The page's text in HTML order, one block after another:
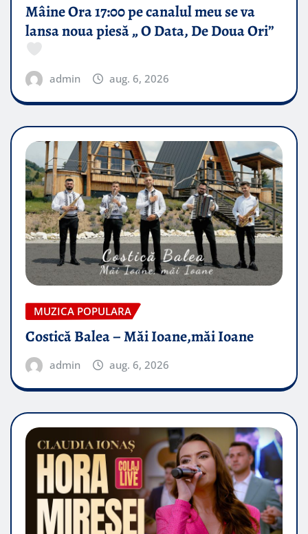
Mâine Ora 17:00 pe canalul meu se va
lansa noua piesă „ O Data, De Doua Ori”
admin aug. 6, 2026
MUZICA POPULARA
Costică Balea – Măi Ioane,măi Ioane
admin aug. 6, 2026